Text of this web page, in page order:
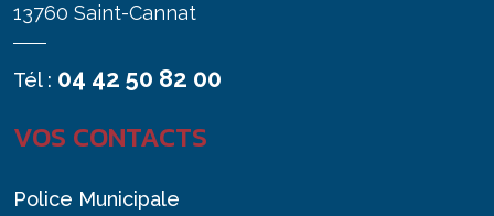
13760 Saint-Cannat
Tél : 04 42 50 82 00
VOS CONTACTS
Police Municipale